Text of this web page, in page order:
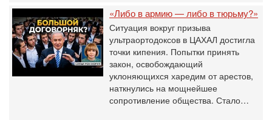
«Либо в армию — либо в тюрьму?»
Ситуация вокруг призыва
ультраортодоксов в ЦАХАЛ достигла
точки кипения. Попытки принять
закон, освобождающий
уклоняющихся харедим от арестов,
наткнулись на мощнейшее
сопротивление общества. Стало…